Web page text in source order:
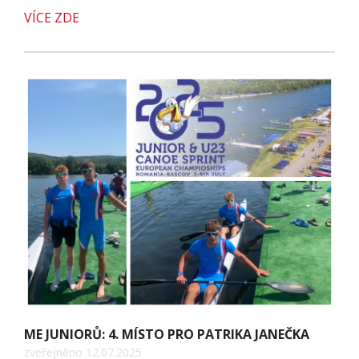
VÍCE ZDE
ME JUNIORŮ: 4. MÍSTO PRO PATRIKA JANEČKA
zveřejněno 12.07.2025